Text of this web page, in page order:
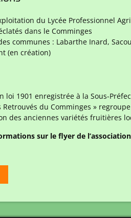
du Lycée Professionnel
dans le Comminges
communes : Labarthe Inard,
(en création)
loi 1901 enregistrée à la Sous-
Retrouvés du Comminges »
des anciennes variétés fruitières
sur le flyer de